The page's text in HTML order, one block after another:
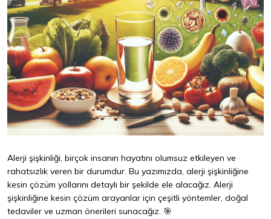
Alerji şişkinliği, birçok insanın hayatını olumsuz etkileyen ve
rahatsızlık veren bir durumdur. Bu yazımızda, alerji şişkinliğine
kesin çözüm yollarını detaylı bir şekilde ele alacağız. Alerji
şişkinliğine kesin çözüm arayanlar için çeşitli yöntemler, doğal
tedaviler ve uzman önerileri sunacağız. 🎯